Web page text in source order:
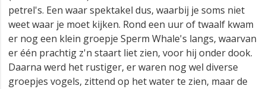
petrel's. Een waar spektakel dus, waarbij je soms niet
weet waar je moet kijken. Rond een uur of twaalf kwam
er nog een klein groepje Sperm Whale's langs, waarvan
er één prachtig z'n staart liet zien, voor hij onder dook.
Daarna werd het rustiger, er waren nog wel diverse
groepjes vogels, zittend op het water te zien, maar de